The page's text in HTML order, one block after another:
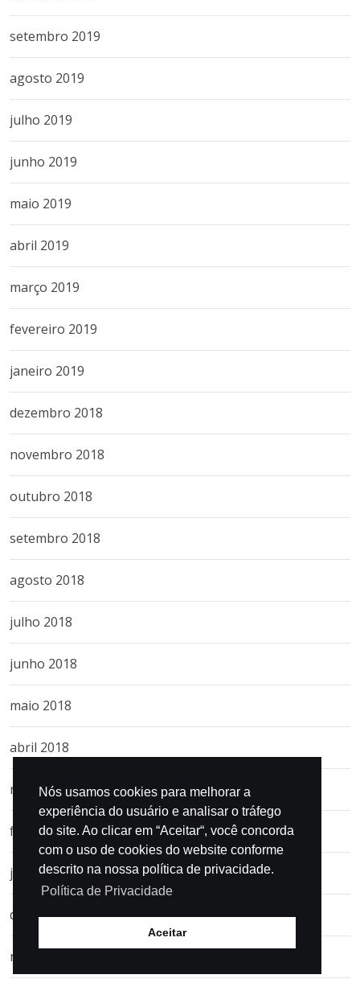
setembro 2019
agosto 2019
julho 2019
junho 2019
maio 2019
abril 2019
março 2019
fevereiro 2019
janeiro 2019
dezembro 2018
novembro 2018
outubro 2018
setembro 2018
agosto 2018
julho 2018
junho 2018
maio 2018
abril 2018
março 2018
fevereiro 2018
janeiro 2018
dezembro 2017
novembro 2017
Nós usamos cookies para melhorar a
experiência do usuário e analisar o tráfego
do site. Ao clicar em “Aceitar“, você concorda
com o uso de cookies do website conforme
descrito na nossa política de privacidade.
Política de Privacidade
Aceitar